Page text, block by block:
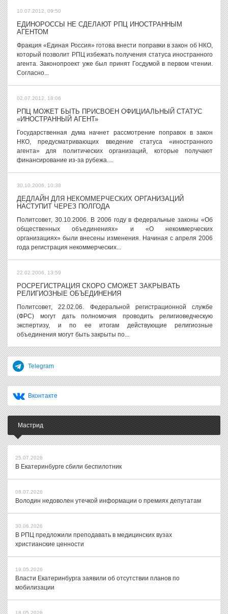
10.07.2012, 09:50
ЕДИНОРОССЫ НЕ СДЕЛАЮТ РПЦ ИНОСТРАННЫМ
АГЕНТОМ
Фракция «Единая Россия» готова внести поправки в закон об НКО,
который позволит РПЦ избежать получения статуса иностранного
агента. Законопроект уже был принят Госдумой в первом чтении.
Согласно...
02.07.2012, 18:06
РПЦ МОЖЕТ БЫТЬ ПРИСВОЕН ОФИЦИАЛЬНЫЙ СТАТУС
«ИНОСТРАННЫЙ АГЕНТ»
Государственная дума начнет рассмотрение поправок в закон
НКО, предусматривающих введение статуса «иностранного
агента» для политических организаций, которые получают
финансирование из-за рубежа....
30.10.2006, 10:38
ДЕДЛАЙН ДЛЯ НЕКОММЕРЧЕСКИХ ОРГАНИЗАЦИЙ
НАСТУПИТ ЧЕРЕЗ ПОЛГОДА
Политсовет, 30.10.2006. В 2006 году в федеральные законы «Об
общественных объединениях» и «О некоммерческих
организациях» были внесены изменения. Начиная с апреля 2006
года регистрация некоммерческих...
22.02.2006, 13:59
РОСРЕГИСТРАЦИЯ СКОРО СМОЖЕТ ЗАКРЫВАТЬ
РЕЛИГИОЗНЫЕ ОБЪЕДИНЕНИЯ
Политсовет, 22.02.06. Федеральной регистрационной службе
(ФРС) могут дать полномочия проводить религиоведческую
экспертизу, и по ее итогам действующие религиозные
объединения могут быть закрыты по...
Telegram
Вконтакте
Мастрид
25.07.2026
В Екатеринбурге сбили беспилотник
08.07.2026
Володин недоволен утечкой информации о премиях депутатам
30.06.2026
В РПЦ предложили преподавать в медицинских вузах
христианские ценности
19.05.2026
Власти Екатеринбурга заявили об отсутствии планов по
мобилизации
18.05.2026